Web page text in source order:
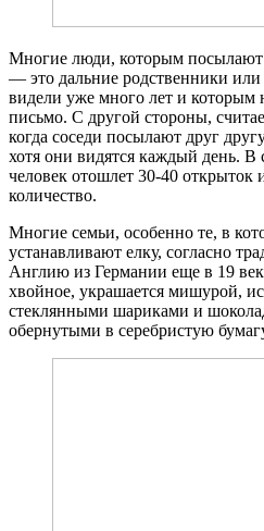
Многие люди, которым посылают
— это дальние родственники
видели уже много лет и которым
письмо. С другой стороны,
когда соседи посылают друг
хотя они видятся каждый день. В
человек отошлет 30-40
количество.
Многие семьи, особенно те, в
устанавливают елку, согласно
Англию из Германии еще в 19
хвойное, украшается мишурой,
стеклянными шариками и
обернутыми в серебристую